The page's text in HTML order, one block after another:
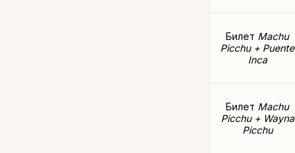
Билет Machu
Picchu + Puente
Inca
Билет Machu
Picchu + Wayna
Picchu